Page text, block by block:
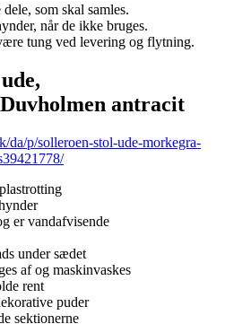
som skal samles.
når de ikke bruges.
tung ved levering og flytning.
antracit
da/p/solleroen-stol-ude-morkegra-
er vandafvisende
under sædet
af og maskinvaskes
rent
puder
sektionerne